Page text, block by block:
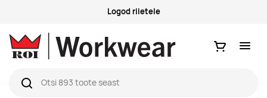
Küsimused ja vastused
Ostukorv